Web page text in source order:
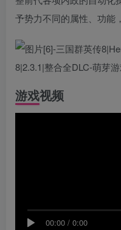
予势力不同的属性、功能
游戏视频
00:00 / 0:00